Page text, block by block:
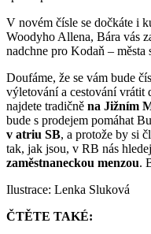
V novém čísle se dočkáte i
Woodyho Allena, Bára vás
nadchne pro Kodaň –
Doufáme, že se vám bude
výletování a cestování vrátit
najdete tradičně na Jižním
bude s prodejem pomáhat
v atriu SB, a protože by si
tak, jak jsou, v RB nás
zaměstnaneckou menzou.
Ilustrace: Lenka Sluková
ČTĚTE TAKÉ: